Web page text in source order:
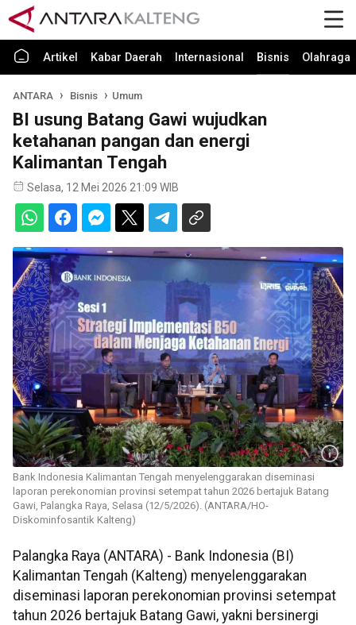
Artikel Kabar Daerah Internasional Bisnis Olahraga
ANTARA Bisnis Umum
BI usung Batang Gawi wujudkan
ketahanan pangan dan energi
Kalimantan Tengah
Selasa, 12 Mei 2026 21:09 WIB
Bank Indonesia Kalimantan Tengah menyelenggarakan diseminasi
laporan perekonomian provinsi setempat tahun 2026 bertajuk Batang
Gawi, Palangka Raya, Selasa (12/5/2026). (ANTARA/HO-
Diskominfosantik Kalteng)
Palangka Raya (ANTARA) - Bank Indonesia (BI)
Kalimantan Tengah (Kalteng) menyelenggarakan
diseminasi laporan perekonomian provinsi setempat
tahun 2026 bertajuk Batang Gawi, yakni bersinergi